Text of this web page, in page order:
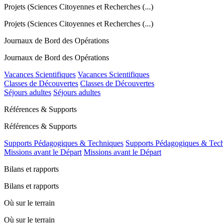
Projets (Sciences Citoyennes et Recherches (...)
Projets (Sciences Citoyennes et Recherches (...)
Journaux de Bord des Opérations
Journaux de Bord des Opérations
Vacances Scientifiques Vacances Scientifiques
Classes de Découvertes Classes de Découvertes
Séjours adultes Séjours adultes
Références & Supports
Références & Supports
Supports Pédagogiques & Techniques Supports Pédagogiques &
Missions avant le Départ Missions avant le Départ
Bilans et rapports
Bilans et rapports
Où sur le terrain
Où sur le terrain